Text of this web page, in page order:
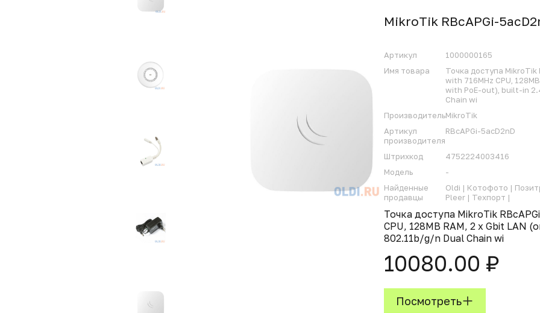
MikroTik RBcAPGi-
Артикул
1000000165
Имя товара
Точка доступа MikroTik
with 716MHz CPU,
with PoE-out), built-in
Chain wi
ПроизводительMikroTik
Артикул
производителя
RBcAPGi-5acD2nD
Штрихкод
4752224003416
Модель
-
Найденные
продавцы
Oldi | Котофото |
Pleer | Техпорт |
Точка доступа MikroTik
CPU, 128MB RAM, 2 x Gbit LAN
802.11b/g/n Dual Chain wi
10080.00 ₽
Посмотреть